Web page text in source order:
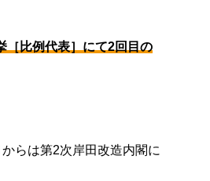
［比例代表］にて2回目の
からは第2次岸田改造内閣に